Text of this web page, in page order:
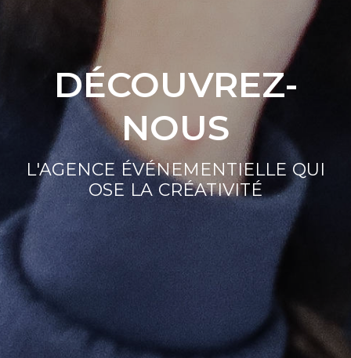
DÉCOUVREZ-
NOUS
L'AGENCE ÉVÉNEMENTIELLE QUI
OSE LA CRÉATIVITÉ